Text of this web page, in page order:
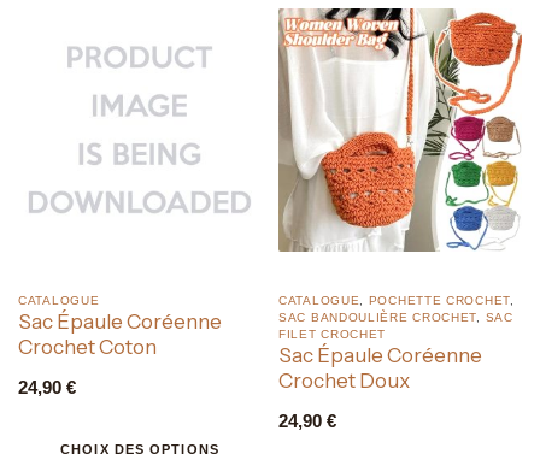
CATALOGUE
Sac Épaule Coréenne
Crochet Coton
24,90 €
CHOIX DES OPTIONS
CATALOGUE, POCHETTE CROCHET,
SAC BANDOULIÈRE CROCHET, SAC
FILET CROCHET
Sac Épaule Coréenne
Crochet Doux
24,90 €